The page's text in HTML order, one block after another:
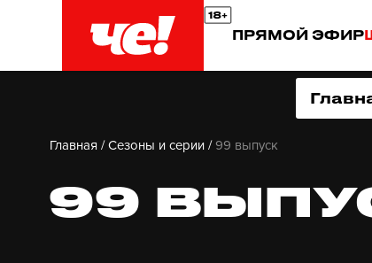
ПРЯМОЙ ЭФИР
Главная / Сезоны и серии / 99 выпуск
99